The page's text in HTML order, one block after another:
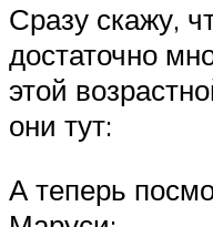
Сразу скажу,
достаточно
этой
они тут:
А теперь